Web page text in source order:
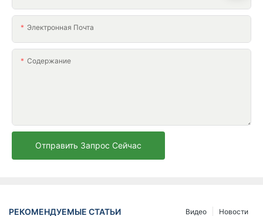
Электронная Почта
Содержание
Отправить Запрос Сейчас
РЕКОМЕНДУЕМЫЕ СТАТЬИ Новости
Видео